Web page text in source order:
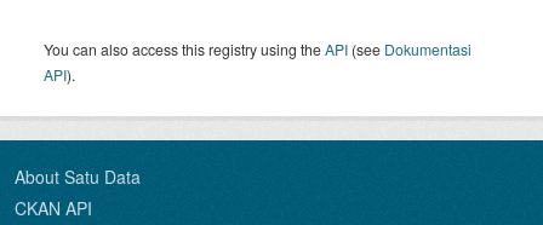
You can also access this registry using theAPI (see Dokumentasi
API).
About Satu Data
CKAN API